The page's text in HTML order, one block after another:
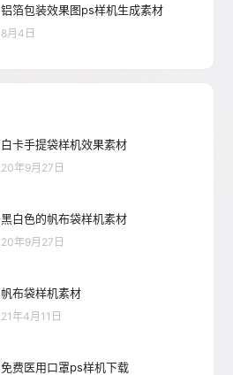
铝箔包装效果图ps样机生成素材
8月4日
白卡手提袋样机效果素材
20年9月27日
黑白色的帆布袋样机素材
20年9月27日
帆布袋样机素材
21年4月11日
免费医用口罩ps样机下载